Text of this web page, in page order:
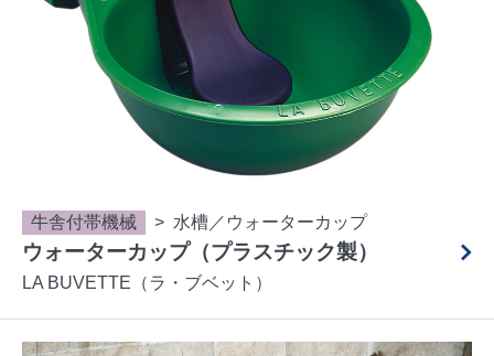
牛舎付帯機械 水槽／ウォーターカップ
ウォーターカップ（プラスチック製）
LA BUVETTE（ラ・ブベット）